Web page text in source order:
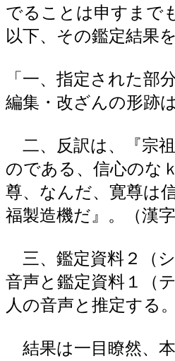
でることは申すまで
以下、その鑑定結果
「一、指定された
編集・改ざんの形跡
二、反訳は、『宗
のである、信心のな
尊、なんだ、寛尊は
福製造機だ』。（漢
三、鑑定資料２（
音声と鑑定資料１（
人の音声と推定する
結果は一目瞭然、